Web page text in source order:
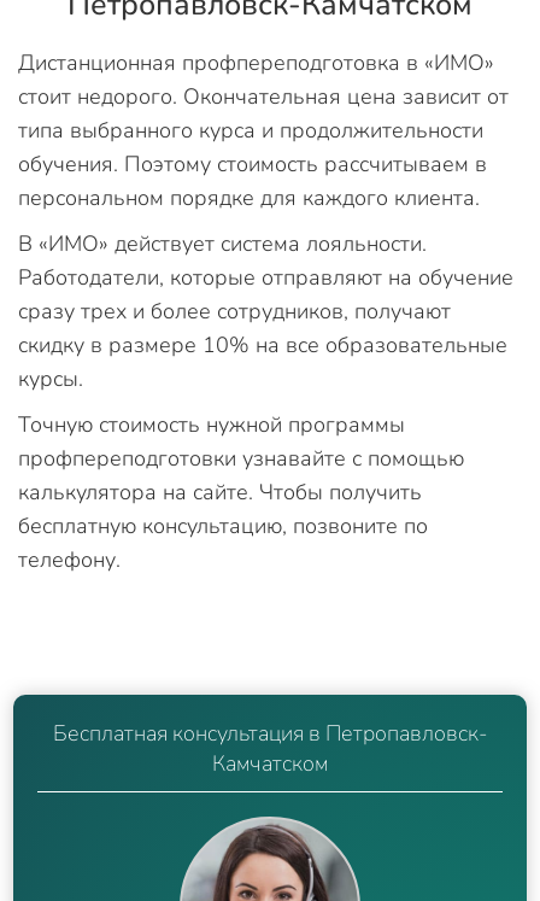
Дистанционная профпереподготовка в «ИМО»
стоит недорого. Окончательная цена зависит от
типа выбранного курса и продолжительности
обучения. Поэтому стоимость рассчитываем в
персональном порядке для каждого клиента.
В «ИМО» действует система лояльности.
Работодатели, которые отправляют на обучение
сразу трех и более сотрудников, получают
скидку в размере 10% на все образовательные
курсы.
Точную стоимость нужной программы
профпереподготовки узнавайте с помощью
калькулятора на сайте. Чтобы получить
бесплатную консультацию, позвоните по
телефону.
Бесплатная консультация в Петропавловск-
Камчатском